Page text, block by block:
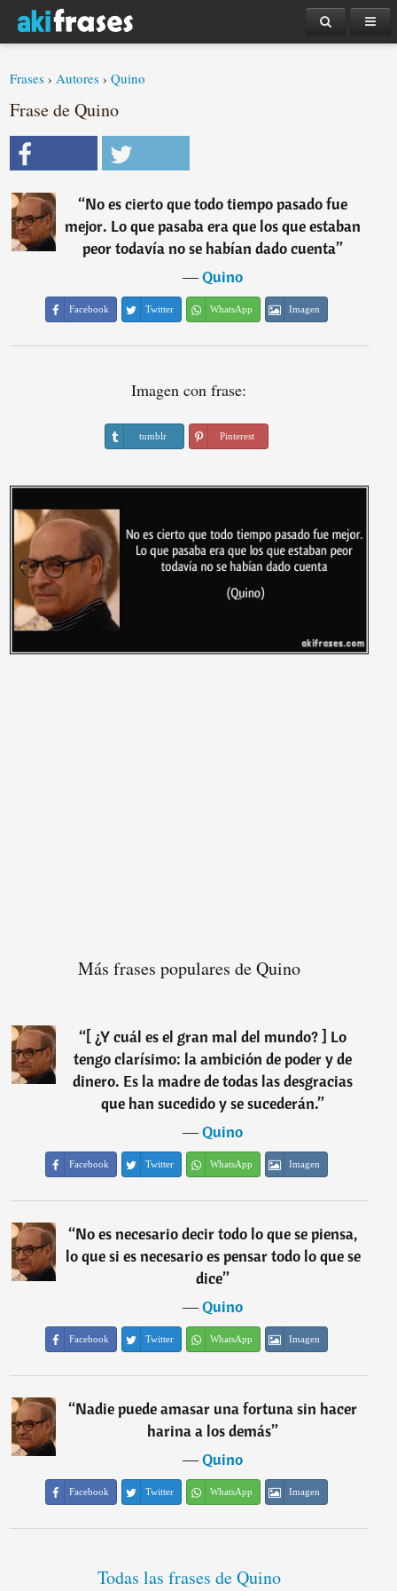
Frases ›Autores ›Quino
Frase de Quino
“No es cierto que todo tiempo pasado fue
mejor. Lo que pasaba era que los que estaban
peor todavía no se habían dado cuenta”
―Quino
Facebook Twitter WhatsApp Imagen
Imagen con frase:
tumblr Pinterest
Más frases populares de Quino
“[ ¿Y cuál es el gran mal del mundo? ] Lo
tengo clarísimo: la ambición de poder y de
dinero. Es la madre de todas las desgracias
que han sucedido y se sucederán.”
―Quino
Facebook Twitter WhatsApp Imagen
“No es necesario decir todo lo que se piensa,
lo que si es necesario es pensar todo lo que se
dice”
―Quino
Facebook Twitter WhatsApp Imagen
“Nadie puede amasar una fortuna sin hacer
harina a los demás”
―Quino
Facebook Twitter WhatsApp Imagen
Todas las frases de Quino